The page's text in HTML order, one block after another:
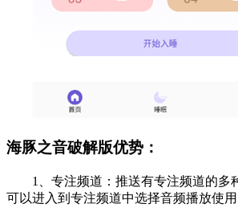
海豚之音破解版优势：
1、专注频道：推送有专注频道的多
可以进入到专注频道中选择音频播放使用